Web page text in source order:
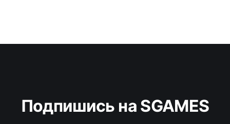
Подпишись на SGAMES